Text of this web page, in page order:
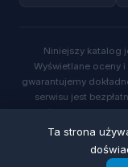
Niniejszy katalog
Wyświetlane oceny
gwarantujemy
serwisu jest
Wysyłając zapytanie
Ta strona